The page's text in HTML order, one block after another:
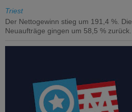
Triest
Der Nettogewinn stieg um 191,4 %. Die
Neuaufträge gingen um 58,5 % zurück.